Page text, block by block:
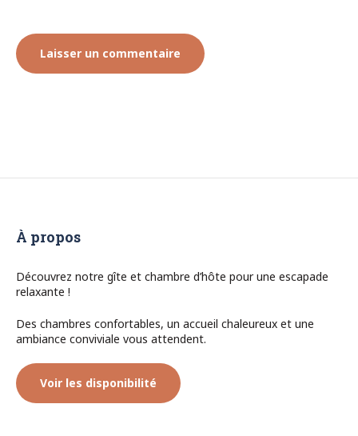
À propos
Découvrez notre gîte et chambre d’hôte pour une escapade
relaxante !
Des chambres confortables, un accueil chaleureux et une
ambiance conviviale vous attendent.
Voir les disponibilité